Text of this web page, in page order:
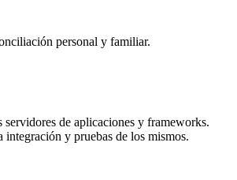
personal y familiar.
de aplicaciones y frameworks.
y pruebas de los mismos.